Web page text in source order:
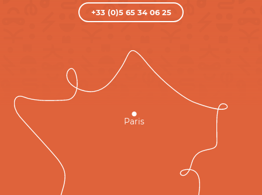
+33 (0)5 65 34 06 25
Paris